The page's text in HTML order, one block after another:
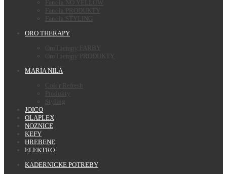
Fanola NO YELLOW
Fanola PRODUKTY
Fanola STYLING
ORO THERAPY
OroTherapy FARBY
OroTherapy PRODUKTY
MARIA NILA
Color Refresh
Produkty
Styling
JOICO
OLAPLEX
NOZNICE
KEFY
HREBENE
ELEKTRO
KADERNICKE POTREBY